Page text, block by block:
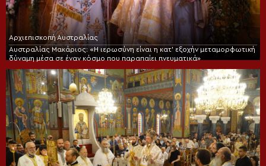
Αρχιεπισκοπή Αυστραλίας
Αυστραλίας Μακάριος: «Η ιερωσύνη είναι η κατ’ εξοχήν μεταμορφωτική
δύναμη μέσα σε έναν κόσμο που παραπαίει πνευματικά»